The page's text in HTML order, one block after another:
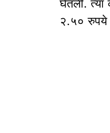
घेतली. त्या
२.५० रुपये